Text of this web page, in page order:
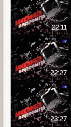
22:11
22:27
23:27